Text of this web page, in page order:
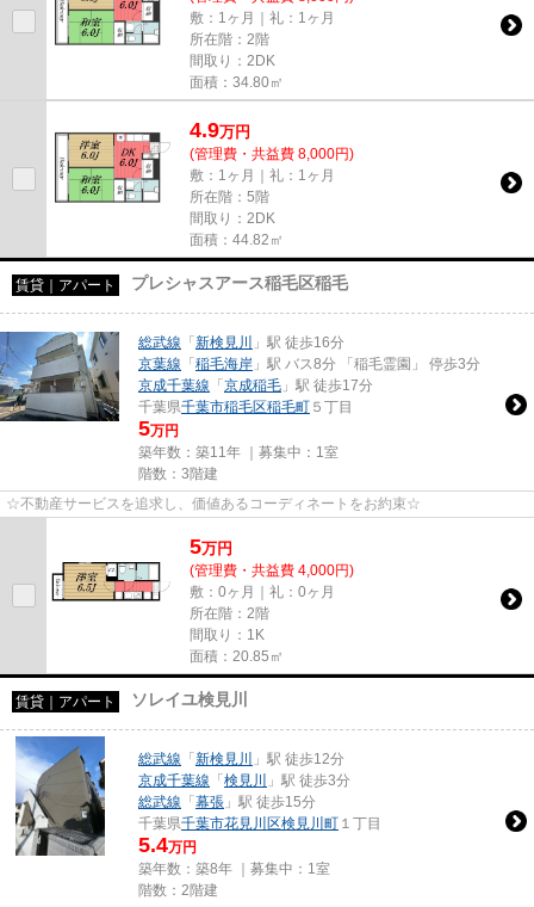
敷：1ヶ月｜礼：1ヶ月
所在階：2階
間取り：2DK
面積：34.80㎡
4.9万円
(管理費・共益費 8,000円)
敷：1ヶ月｜礼：1ヶ月
所在階：5階
間取り：2DK
面積：44.82㎡
賃貸｜アパート プレシャスアース稲毛区稲毛
総武線 「新検見川
」駅 徒歩16分
京葉線 「稲毛海岸 」駅 バス8分 「稲毛霊園」 停歩3分
京成千葉線 「京成稲毛 」駅 徒歩17分
千葉県千葉市稲毛区稲毛町 ５丁目
5万円
築年数：築11年 ｜募集中： 1室
階数：3階建
☆不動産サービスを追求し、価値あるコーディネートをお約束☆
5万円
(管理費・共益費 4,000円)
敷：0ヶ月｜礼：0ヶ月
所在階：2階
間取り：1K
面積：20.85㎡
賃貸｜アパート ソレイユ検見川
総武線 「新検見川
」駅 徒歩12分
京成千葉線 「検見川
」駅 徒歩3分
総武線 「幕張 」駅 徒歩15分
千葉県千葉市花見川区検見川町 １丁目
5.4万円
築年数：築8年 ｜募集中： 1室
階数：2階建